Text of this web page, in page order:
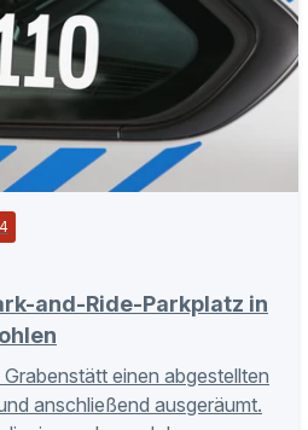
and-Ride-Parkplatz in
einen abgestellten
anschließend ausgeräumt.